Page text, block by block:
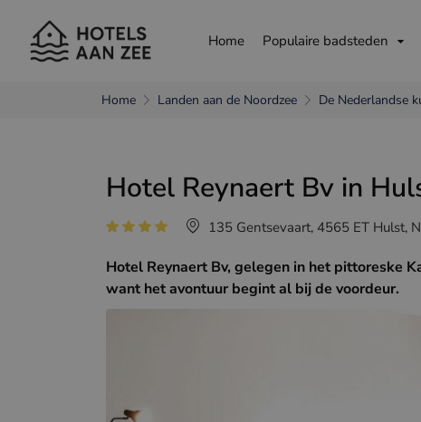
Home Populaire badsteden
Nederlands Français
Home Landen aan de Noordzee De Nederlandse
Hotel Reynaert Bv in
135 Gentsevaart, 4565 ET Hulst,
Hotel Reynaert Bv, gelegen in het pittoreske
want het avontuur begint al bij de voordeur.